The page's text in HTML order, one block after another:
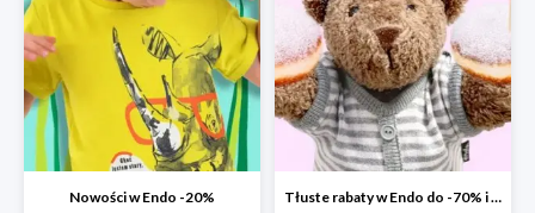
Nowości w Endo -20% Tłuste rabaty w Endo do -70% i extra -20% na wszystko